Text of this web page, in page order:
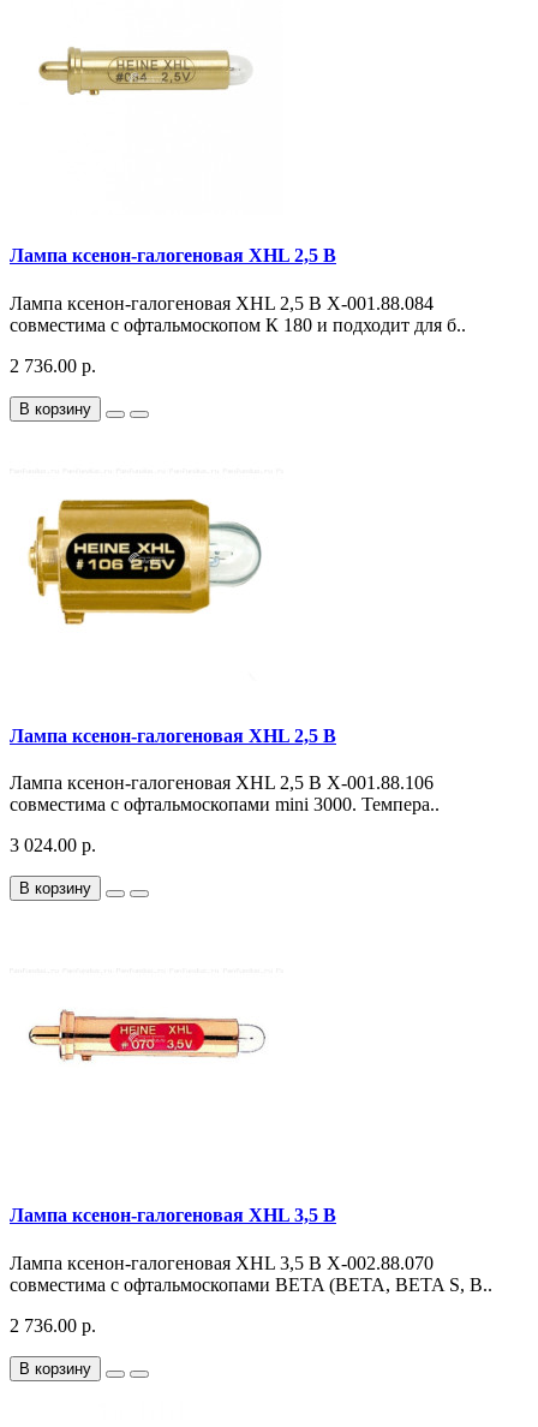
Лампа ксенон-галогеновая XHL 2,5 В
Лампа ксенон-галогеновая XHL 2,5 В X-001.88.084
совместима с офтальмоскопом К 180 и подходит для б..
2 736.00 р.
В корзину
Лампа ксенон-галогеновая XHL 2,5 В
Лампа ксенон-галогеновая XHL 2,5 В X-001.88.106
совместима с офтальмоскопами mini 3000. Темпера..
3 024.00 р.
В корзину
Лампа ксенон-галогеновая XHL 3,5 В
Лампа ксенон-галогеновая XHL 3,5 В X-002.88.070
совместима с офтальмоскопами BETA (BETA, BETA S, B..
2 736.00 р.
В корзину